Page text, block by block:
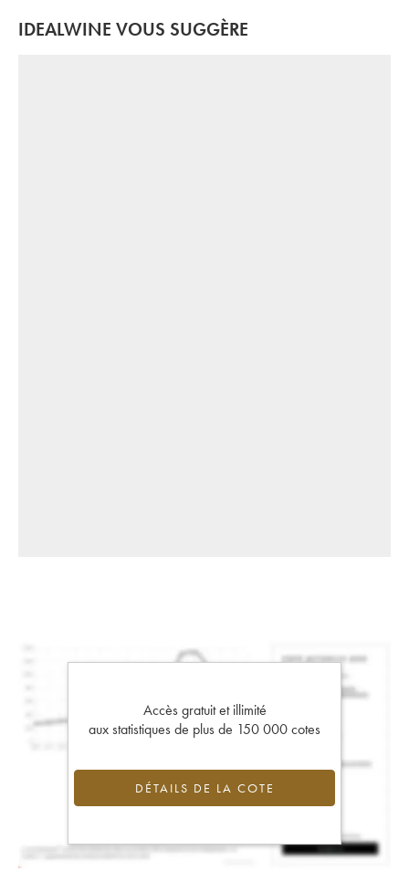
IDEALWINE VOUS SUGGÈRE
Accès gratuit et illimité
aux statistiques de plus de 150 000 cotes
DÉTAILS DE LA COTE